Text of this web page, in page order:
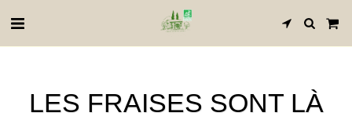
LES FRAISES SONT LÀ